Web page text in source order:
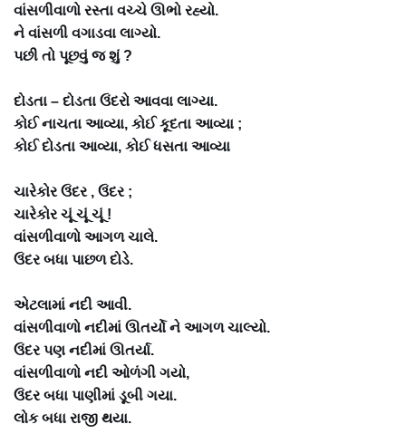
વાંસળીવાળો રસ્તા વચ્ચે ઊભો રહ્યો.
ને વાંસળી વગાડવા લાગ્યો.
પછી તો પૂછવું જ શું ?
દોડતા – દોડતા ઉંદરો આવવા લાગ્યા.
કોઈ નાચતા આવ્યા, કોઈ કૂદતા આવ્યા ;
કોઈ દોડતા આવ્યા, કોઈ ધસતા આવ્યા
ચારેકોર ઉંદર , ઉંદર ;
ચારેકોર ચૂં ચૂં ચૂં !
વાંસળીવાળો આગળ ચાલે.
ઉંદર બધા પાછળ દોડે.
એટલામાં નદી આવી.
વાંસળીવાળો નદીમાં ઊતર્યો ને આગળ ચાલ્યો.
ઉંદર પણ નદીમાં ઊતર્યા.
વાંસળીવાળો નદી ઓળંગી ગયો,
ઉંદર બધા પાણીમાં ડૂબી ગયા.
લોક બધા રાજી થયા.